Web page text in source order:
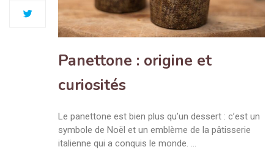
Panettone : origine et
curiosités
Le panettone est bien plus qu’un dessert : c’est un
symbole de Noël et un emblème de la pâtisserie
italienne qui a conquis le monde. …